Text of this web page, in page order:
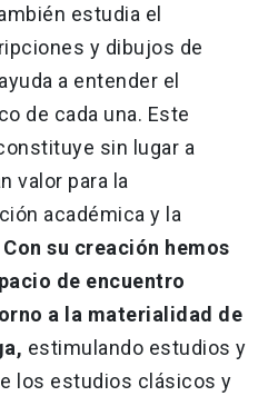
estudia el
y dibujos de
a entender el
de cada una. Este
sin lugar a
valor para la
académica y la
Con su creación hemos
de encuentro
a la materialidad de
estimulando estudios y
los estudios clásicos y